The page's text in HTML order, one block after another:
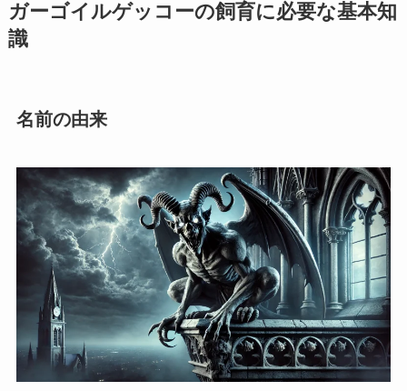
ガーゴイルゲッコーの飼育に必要な基本知
識
名前の由来